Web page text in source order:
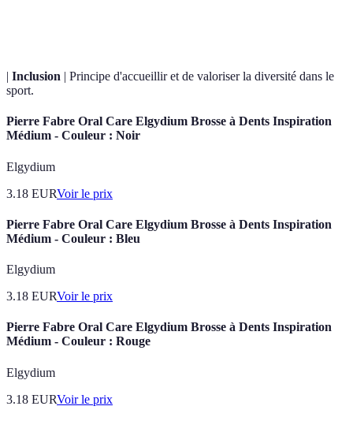
| Inclusion | Principe d'accueillir et de valoriser la diversité dans le
sport.
Pierre Fabre Oral Care Elgydium Brosse à Dents Inspiration
Médium - Couleur : Noir
Elgydium
3.18 EURVoir le prix
Pierre Fabre Oral Care Elgydium Brosse à Dents Inspiration
Médium - Couleur : Bleu
Elgydium
3.18 EURVoir le prix
Pierre Fabre Oral Care Elgydium Brosse à Dents Inspiration
Médium - Couleur : Rouge
Elgydium
3.18 EURVoir le prix